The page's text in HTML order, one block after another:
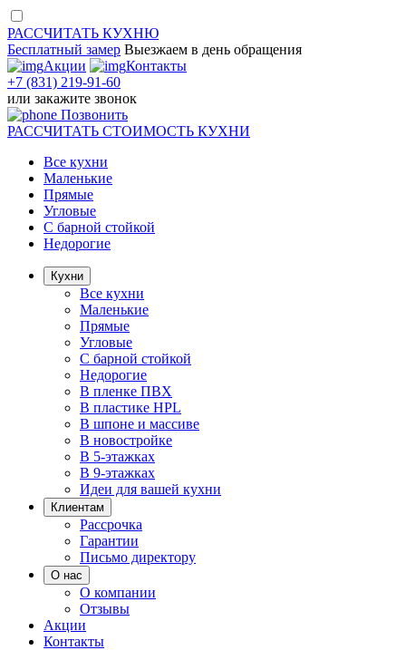
РАССЧИТАТЬ КУХНЮ
Бесплатный замер Выезжаем в день обращения
Акции
Контакты
+7 (831) 219-91-60
или закажите звонок
Позвонить
РАССЧИТАТЬ СТОИМОСТЬ КУХНИ
Все кухни
Маленькие
Прямые
Угловые
С барной стойкой
Недорогие
Кухни
Все кухни
Маленькие
Прямые
Угловые
С барной стойкой
Недорогие
В пленке ПВХ
В пластике HPL
В шпоне и массиве
В новостройке
В 5-этажках
В 9-этажках
Идеи для вашей кухни
Клиентам
Рассрочка
Гарантии
Письмо директору
О нас
О компании
Отзывы
Акции
Контакты